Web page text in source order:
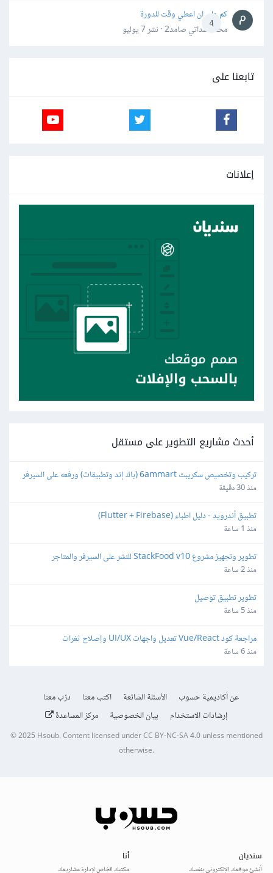
4
كم علي ان اعطي وقت للدورة
محمد سداتي صامد2 · نشر
7 يوليو
تابعنا على
إعلانات
أحدث مشاريع التطوير على مستقل
تركيب وتخصيص سكريبت 6ammart (باك إند وتطبيقات) ورفعه على السيرفر
والمتجر
منذ 30 دقيقة
تطبيق أندرويد - دليل اطباء (Flutter + Firebase)
منذ 1 ساعة
تطوير وتجهيز مشروع StackFood v10 للنشر على السيرفر والمتاجر
منذ 2 ساعة
تطوير تطبيق توصيل
منذ 5 ساعة
مراجعة كود Vue/React تعديل واجهات UI/UX وإصلاح ثغرات
منذ 6 ساعة
عن أكاديمية حسوب الأسئلة الشائعة اكتب معنا
درّب معنا
إرشادات الاستخدام
بيان الخصوصية مركز المساعدة
© 2025 Hsoub.Content licensed underCC BY-NC-SA 4.0unless mentioned
otherwise.